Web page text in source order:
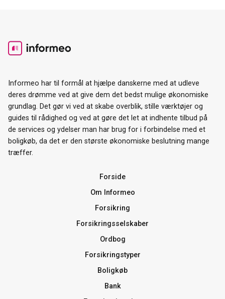
Informeo har til formål at hjælpe danskerne med at udleve
deres drømme ved at give dem det bedst mulige økonomiske
grundlag. Det gør vi ved at skabe overblik, stille værktøjer og
guides til rådighed og ved at gøre det let at indhente tilbud på
de services og ydelser man har brug for i forbindelse med et
boligkøb, da det er den største økonomiske beslutning mange
træffer.
Forside
Om Informeo
Forsikring
Forsikringsselskaber
Ordbog
Forsikringstyper
Boligkøb
Bank